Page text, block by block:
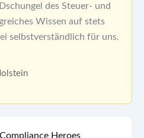
des Steuer- und
Wissen auf stets
selbstverständlich für uns.